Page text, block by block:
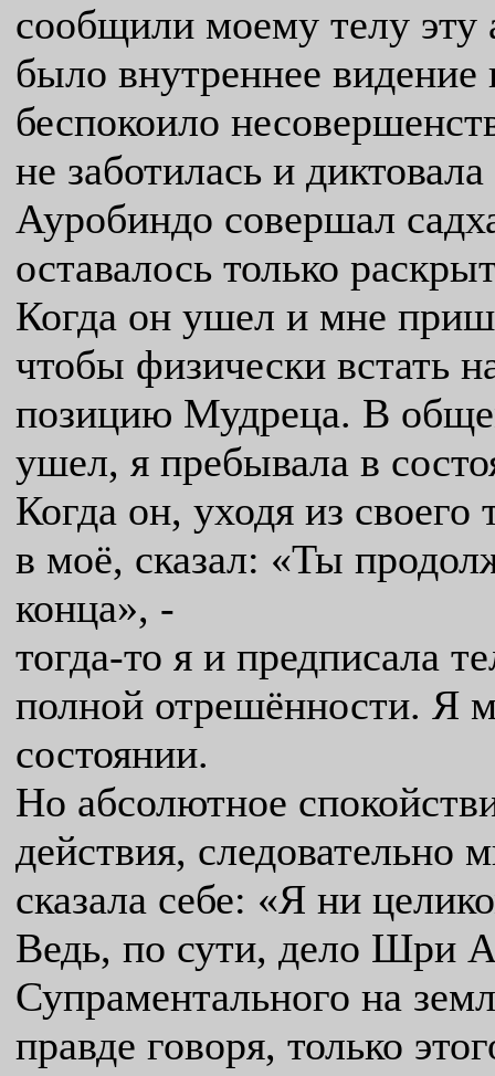
сообщили моему телу
было внутреннее
беспокоило
не заботилась и
Ауробиндо совершал
оставалось только
Когда он ушел и мне
чтобы физически встать
позицию Мудреца. В
ушел, я пребывала в
Когда он, уходя из своего
в моё, сказал: «Ты
конца», -
тогда-то я и предписала
полной отрешённости. Я
состоянии.
Но абсолютное
действия,
сказала себе: «Я ни
Ведь, по сути, дело Шри
Супраментального на
правде говоря, только